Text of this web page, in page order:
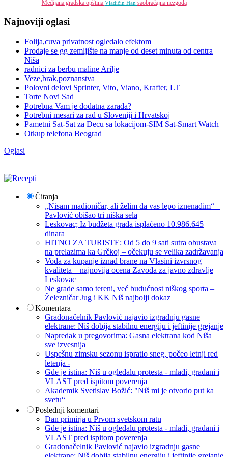
Medijana gradska opština Vladičin Han saobraćajna nezgoda
Najnoviji oglasi
Folija,cuva privatnost ogledalo efektom
Prodaje se gg zemljište na manje od deset minuta od centra
Niša
radnici za berbu maline Arilje
Veze,brak,poznanstva
Polovni delovi Sprinter, Vito, Viano, Krafter, LT
Torte Novi Sad
Potrebna Vam je dodatna zarada?
Potrebni mesari za rad u Sloveniji i Hrvatskoj
Pametni Sat-Sat za Decu sa lokacijom-SIM Sat-Smart Watch
Otkup telefona Beograd
Oglasi
Čitanja
„Nisam mađioničar, ali želim da vas lepo iznenadim“ –
Pavlović obišao tri niška sela
Leskovac; Iz budžeta grada isplaćeno 10.986.645
dinara
HITNO ZA TURISTE: Od 5 do 9 sati sutra obustava
na prelazima ka Grčkoj – očekuju se velika zadržavanja
Voda za kupanje iznad brane na Vlasini izvrsnog
kvaliteta – najnovija ocena Zavoda za javno zdravlje
Leskovac
Ne grade samo tereni, već budućnost niškog sporta –
Železničar Jug i KK Niš najbolji dokaz
Komentara
Gradonačelnik Pavlović najavio izgradnju gasne
elektrane: Niš dobija stabilnu energiju i jeftinije grejanje
Napredak u pregovorima: Gasna elektrana kod Niša
sve izvesnija
Uspešnu zimsku sezonu ispratio sneg, počeo letnji red
letenja -
Gde je istina: Niš u ogledalu protesta - mladi, građani i
VLAST pred ispitom poverenja
Akademik Svetislav Božić: "Niš mi je otvorio put ka
svetu“
Poslednji komentari
Dan primirja u Prvom svetskom ratu
Gde je istina: Niš u ogledalu protesta - mladi, građani i
VLAST pred ispitom poverenja
Gradonačelnik Pavlović najavio izgradnju gasne